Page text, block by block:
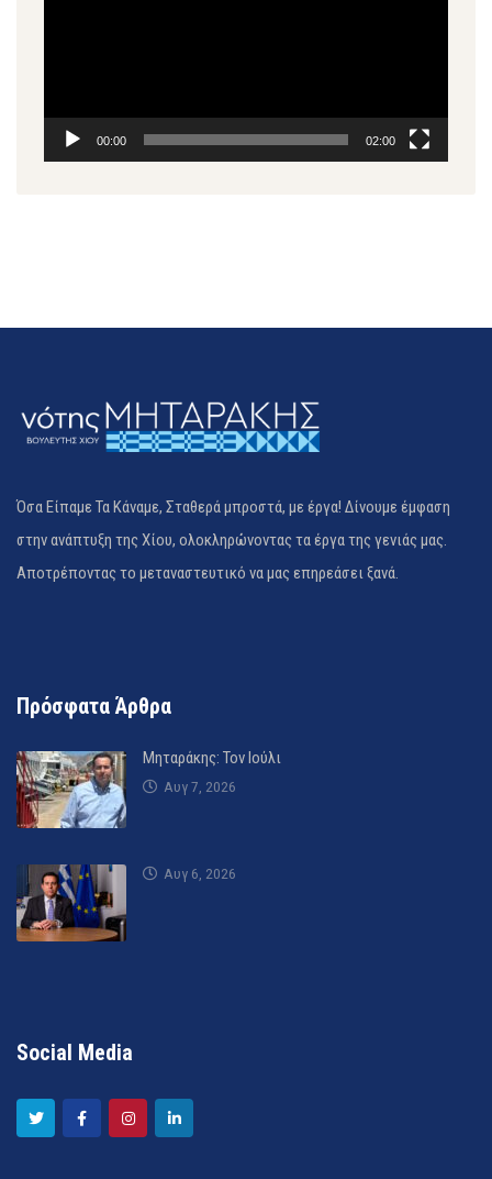
00:00 02:00
Όσα Είπαμε Τα Κάναμε, Σταθερά μπροστά, με έργα! Δίνουμε έμφαση
στην ανάπτυξη της Χίου, ολοκληρώνοντας τα έργα της γενιάς μας.
Αποτρέποντας το μεταναστευτικό να μας επηρεάσει ξανά.
Πρόσφατα Άρθρα
Μηταράκης: Τον Ιούλι
Αυγ 7, 2026
Αυγ 6, 2026
Social Media